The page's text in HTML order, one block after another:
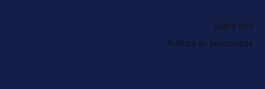
Sobre nós
Política de privacidade